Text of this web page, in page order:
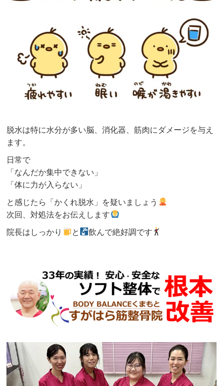
脱水は特に水分が多い脳、消化器、筋肉にダメージを与え
ます。
日常で
「なんだか集中できない」
「体に力が入らない」
と感じたら「かくれ脱水」を疑いましょう
次回、対処法をお伝えします
院長はしっかり と 飲んで絶好調です